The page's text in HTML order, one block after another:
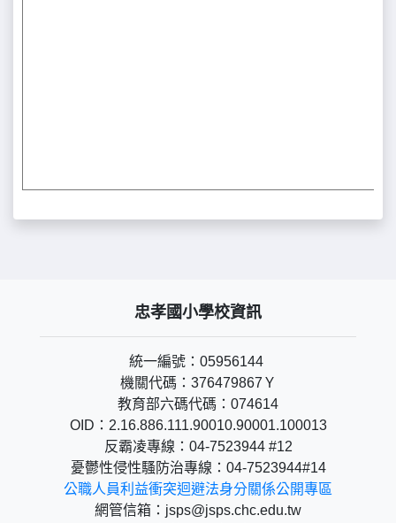
忠孝國小學校資訊
統一編號：05956144
機關代碼：376479867Ｙ
教育部六碼代碼：074614
OID：2.16.886.111.90010.90001.100013
反霸凌專線：04-7523944 #12
憂鬱性侵性騷防治專線：04-7523944#14
公職人員利益衝突迴避法身分關係公開專區
網管信箱：jsps@jsps.chc.edu.tw